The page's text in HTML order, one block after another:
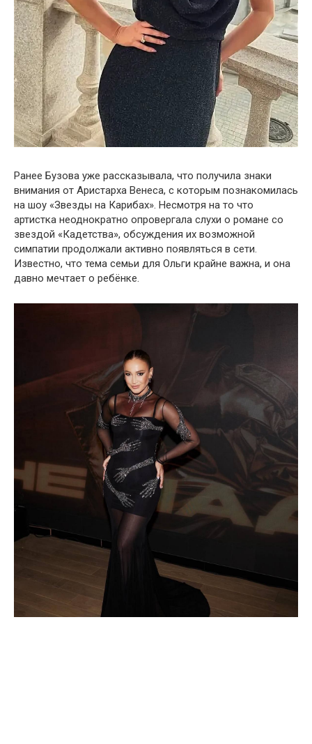
Ранее Бузова уже рассказывала, что получила знаки
внимания от Аристарха Венеса, с которым познакомилась
на шоу «Звезды на Карибах». Несмотря на то что
артистка неоднократно опровергала слухи о романе со
звездой «Кадетства», обсуждения их возможной
симпатии продолжали активно появляться в сети.
Известно, что тема семьи для Ольги крайне важна, и она
давно мечтает о ребёнке.